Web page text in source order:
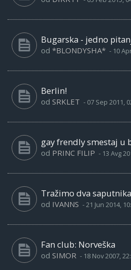
Bugarska - jedno
od *BLONDYSHA* - 10
Berlin!
od SRKLET - 07 Sep 2011,
gay frendly smestaj u
od PRINC FILIP - 13 Avg
Tražimo dva
od IVANNS -21 Jun 2014,
Fan club: Norveška
od SIMOR - 18 Nov 2007,